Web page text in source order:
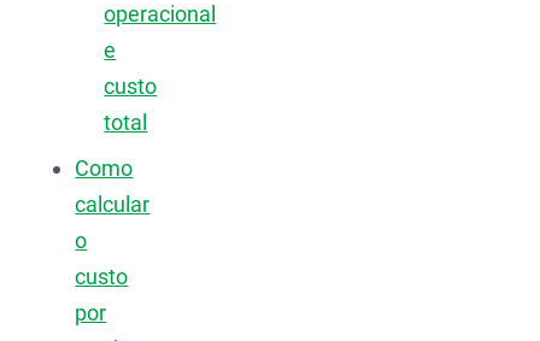
operacional
e
custo
total
Como
calcular
o
custo
por